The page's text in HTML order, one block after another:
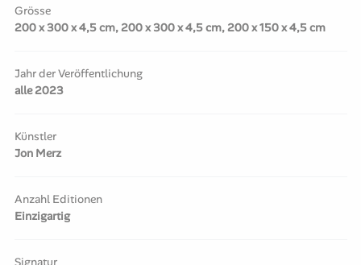
Grösse
200 x 300 x 4,5 cm, 200 x 300 x 4,5 cm, 200 x 150 x 4,5 cm
Jahr der Veröffentlichung
alle 2023
Künstler
Jon Merz
Anzahl Editionen
Einzigartig
Signatur